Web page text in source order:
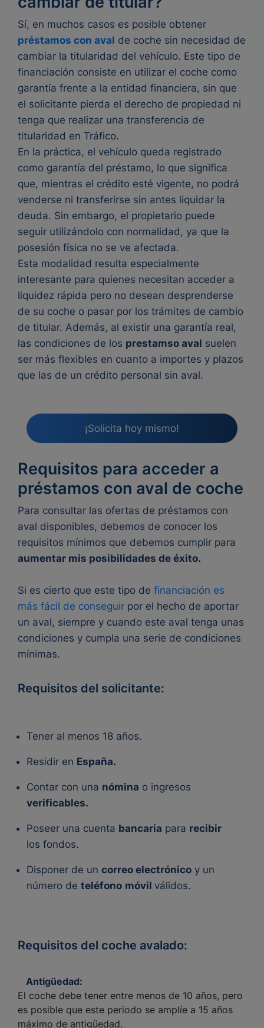
Sí, en muchos casos es posible obtener
préstamos con aval de coche sin necesidad de
cambiar la titularidad del vehículo. Este tipo de
financiación consiste en utilizar el coche como
garantía frente a la entidad financiera, sin que
el solicitante pierda el derecho de propiedad ni
tenga que realizar una transferencia de
titularidad en Tráfico.
En la práctica, el vehículo queda registrado
como garantía del préstamo, lo que significa
que, mientras el crédito esté vigente, no podrá
venderse ni transferirse sin antes liquidar la
deuda. Sin embargo, el propietario puede
seguir utilizándolo con normalidad, ya que la
posesión física no se ve afectada.
Esta modalidad resulta especialmente
interesante para quienes necesitan acceder a
liquidez rápida pero no desean desprenderse
de su coche o pasar por los trámites de cambio
de titular. Además, al existir una garantía real,
las condiciones de los prestamso aval suelen
ser más flexibles en cuanto a importes y plazos
que las de un crédito personal sin aval.
¡Solicita hoy mismo!
Requisitos para acceder a
préstamos con aval de coche
Para consultar las ofertas de préstamos con
aval disponibles, debemos de conocer los
requisitos mínimos que debemos cumplir para
aumentar mis posibilidades de éxito.
Si es cierto que este tipo de financiación es
más fácil de conseguir por el hecho de aportar
un aval, siempre y cuando este aval tenga unas
condiciones y cumpla una serie de condiciones
mínimas.
Requisitos del solicitante:
Tener al menos 18 años.
Residir en España.
Contar con una nómina o ingresos
verificables.
Poseer una cuenta bancaria para recibir
los fondos.
Disponer de un correo electrónico y un
número de teléfono móvil válidos.
Requisitos del coche avalado:
Antigüedad:
El coche debe tener entre menos de 10 años, pero
es posible que este periodo se amplíe a 15 años
máximo de antigüedad.